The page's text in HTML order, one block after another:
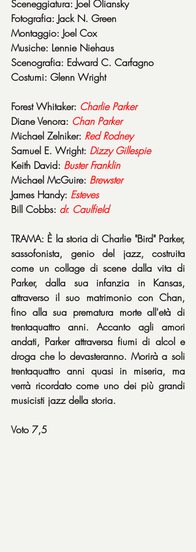
Sceneggiatura: Joel Oliansky
Fotografia: Jack N. Green
Montaggio: Joel Cox
Musiche: Lennie Niehaus
Scenografia: Edward C. Carfagno
Costumi: Glenn Wright
Forest Whitaker: Charlie Parker
Diane Venora: Chan Parker
Michael Zelniker: Red Rodney
Samuel E. Wright: Dizzy Gillespie
Keith David: Buster Franklin
Michael McGuire: Brewster
James Handy: Esteves
Bill Cobbs: dr. Caulfield
TRAMA: È la storia di Charlie "Bird" Parker,
sassofonista, genio del jazz, costruita
come un collage di scene dalla vita di
Parker, dalla sua infanzia in Kansas,
attraverso il suo matrimonio con Chan,
fino alla sua prematura morte all'età di
trentaquattro anni. Accanto agli amori
andati, Parker attraversa fiumi di alcol e
droga che lo devasteranno. Morirà a soli
trentaquattro anni quasi in miseria, ma
verrà ricordato come uno dei più grandi
musicisti jazz della storia.
Voto 7,5